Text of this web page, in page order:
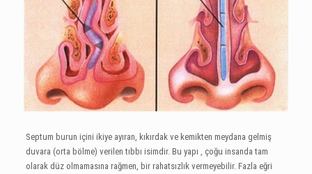
Septum burun içini ikiye ayıran, kıkırdak ve kemikten meydana gelmiş
duvara (orta bölme) verilen tıbbı isimdir. Bu yapı , çoğu insanda tam
olarak düz olmamasına rağmen, bir rahatsızlık vermeyebilir. Fazla eğri